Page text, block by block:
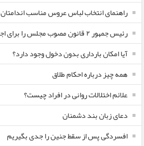
راهنمای انتخاب لباس عروس مناسب اندامتان
رئیس جمهور ۲ قانون مصوب مجلس را برای اجرا ابلاغ کرد
آیا امکان بارداری بدون دخول وجود دارد؟
همه چیز درباره احکام طلاق
علائم اختلالات روانی در افراد چیست؟
دعای زبان بند دشمنان
افسردگی پس از سقط جنین را جدی بگیریم